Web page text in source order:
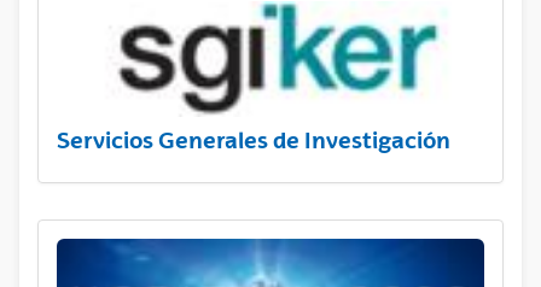
Servicios Generales de Investigación